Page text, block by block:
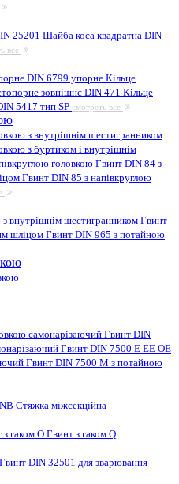
25201 Шайба коса квадратна DIN
все
DIN 6799 упорне Кільце
зовнішнє DIN 471 Кільце
5417 тип SP смотреть все
з внутрішнім шестигранником
з буртиком і внутрішнім
головкою Гвинт DIN 84 з
Гвинт DIN 85 з напівкруглою
внутрішнім шестигранником Гвинт
шліцом Гвинт DIN 965 з потайною
самонарізаючий Гвинт DIN
Гвинт DIN 7500 E EE OE
Гвинт DIN 7500 M з потайною
Стяжка міжсекційна
гаком O Гвинт з гаком Q
Гвинт DIN 32501 для зварювання